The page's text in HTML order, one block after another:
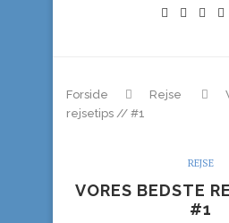
Forside Rejse
rejsetips // #1
REJSE
VORES BEDSTE
#1